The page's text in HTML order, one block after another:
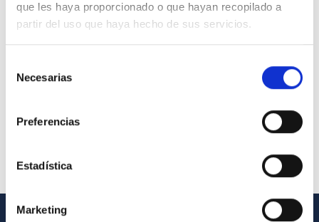
que les haya proporcionado o que hayan recopilado a
partir del uso que haya hecho de sus servicios.
Necesarias
Preferencias
Estadística
Marketing